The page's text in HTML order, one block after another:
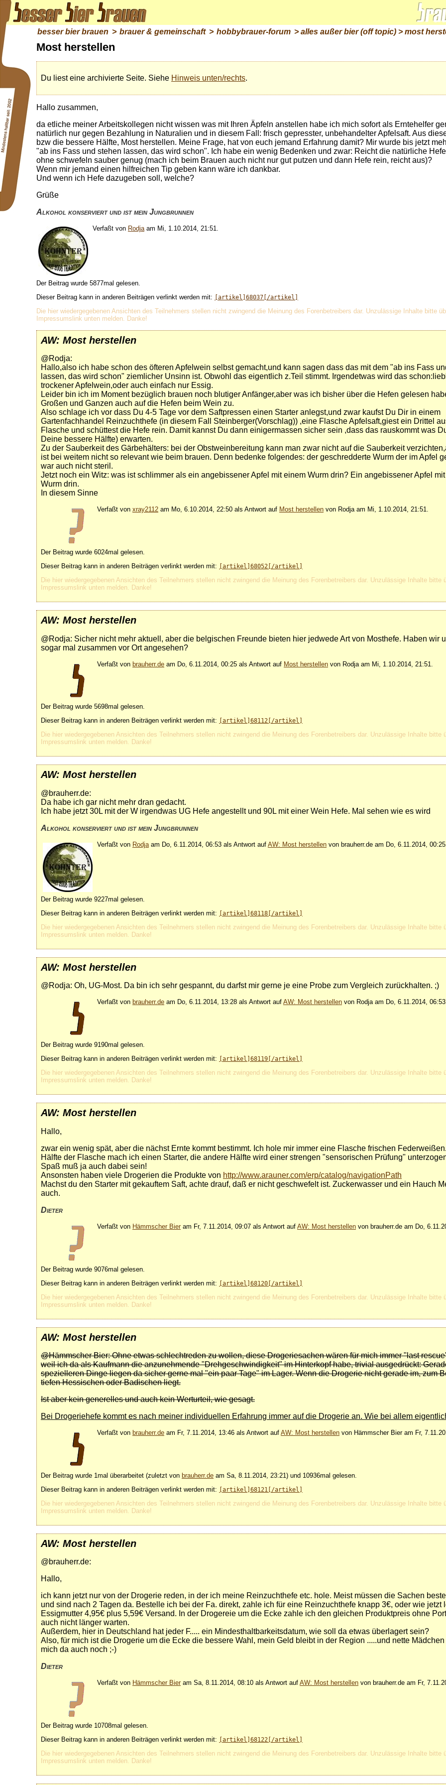
besser bier brauen > brauer & gemeinschaft > hobbybrauer-forum > alles außer bier (off topic) > most
Most herstellen
Du liest eine archivierte Seite. Siehe Hinweis unten/rechts.
Hallo zusammen,
da etliche meiner Arbeitskollegen nicht wissen was mit Ihren Äpfeln anstellen habe ich mich sofort als Erntehelfer
natürlich nur gegen Bezahlung in Naturalien und in diesem Fall: frisch gepresster, unbehandelter Apfelsaft. Aus
bzw die bessere Hälfte, Most herstellen. Meine Frage, hat von euch jemand Erfahrung damit? Mir wurde bis jetzt
"ab ins Fass und stehen lassen, das wird schon". Ich habe ein wenig Bedenken und zwar: Reicht die natürliche
ohne schwefeln sauber genug (mach ich beim Brauen auch nicht nur gut putzen und dann Hefe rein, reicht aus)?
Wenn mir jemand einen hilfreichen Tip geben kann wäre ich dankbar.
Und wenn ich Hefe dazugeben soll, welche?
Grüße
Alkohol konserviert und ist mein Jungbrunnen
Verfaßt von Rodja am Mi, 1.10.2014, 21:51.
Der Beitrag wurde 5877mal gelesen.
Dieser Beitrag kann in anderen Beiträgen verlinkt werden mit: [artikel]68037[/artikel]
Die hier wiedergegebenen Ansichten des Teilnehmers stellen nicht zwingend die Meinung des Forenbetreibers dar. Unzulässige Inhalte bitte
Impressumslink unten melden. Danke!
AW: Most herstellen
@Rodja:
Hallo,also ich habe schon des öfteren Apfelwein selbst gemacht,und kann sagen dass das mit dem "ab ins Fass
lassen, das wird schon" ziemlicher Unsinn ist. Obwohl das eigentlich z.Teil stimmt. Irgendetwas wird das
trockener Apfelwein,oder auch einfach nur Essig.
Leider bin ich im Moment bezüglich brauen noch blutiger Anfänger,aber was ich bisher über die Hefen gelesen
Großen und Ganzen auch auf die Hefen beim Wein zu.
Also schlage ich vor dass Du 4-5 Tage vor dem Saftpressen einen Starter anlegst,und zwar kaufst Du Dir in einem
Gartenfachhandel Reinzuchthefe (in diesem Fall Steinberger(Vorschlag)) ,eine Flasche Apfelsaft,giest ein Drittel
Flasche und schüttest die Hefe rein. Damit kannst Du dann einigermassen sicher sein ,dass das rauskommt was
Deine bessere Hälfte) erwarten.
Zu der Sauberkeit des Gärbehälters: bei der Obstweinbereitung kann man zwar nicht auf die Sauberkeit
ist bei weitem nicht so relevant wie beim brauen. Denn bedenke folgendes: der geschredderte Wurm der im Apfel
war auch nicht steril.
Jetzt noch ein Witz: was ist schlimmer als ein angebissener Apfel mit einem Wurm drin? Ein angebissener Apfel
Wurm drin.
In diesem Sinne
Verfaßt von xray2112 am Mo, 6.10.2014, 22:50 als Antwort auf Most herstellen von Rodja am Mi, 1.10.2014, 21:51.
Der Beitrag wurde 6024mal gelesen.
Dieser Beitrag kann in anderen Beiträgen verlinkt werden mit:
[artikel]68052[/artikel]
Die hier wiedergegebenen Ansichten des Teilnehmers stellen nicht zwingend die Meinung des Forenbetreibers dar. Unzulässige Inhalte bitte
Impressumslink unten melden. Danke!
AW: Most herstellen
@Rodja: Sicher nicht mehr aktuell, aber die belgischen Freunde bieten hier jedwede Art von Mosthefe. Haben wir
sogar mal zusammen vor Ort angesehen?
Verfaßt von brauherr.de am Do, 6.11.2014, 00:25 als Antwort auf Most herstellen von Rodja am Mi, 1.10.2014, 21:51.
Der Beitrag wurde 5698mal gelesen.
Dieser Beitrag kann in anderen Beiträgen verlinkt werden mit:
[artikel]68112[/artikel]
Die hier wiedergegebenen Ansichten des Teilnehmers stellen nicht zwingend die Meinung des Forenbetreibers dar. Unzulässige Inhalte bitte
Impressumslink unten melden. Danke!
AW: Most herstellen
@brauherr.de:
Da habe ich gar nicht mehr dran gedacht.
Ich habe jetzt 30L mit der W irgendwas UG Hefe angestellt und 90L mit einer Wein Hefe. Mal sehen wie es wird
Alkohol konserviert und ist mein Jungbrunnen
Verfaßt von Rodja am Do, 6.11.2014, 06:53 als Antwort auf AW: Most herstellen von brauherr.de am Do, 6.11.2014, 00:25.
Der Beitrag wurde 9227mal gelesen.
Dieser Beitrag kann in anderen Beiträgen verlinkt werden mit: [artikel]68118[/artikel]
Die hier wiedergegebenen Ansichten des Teilnehmers stellen nicht zwingend die Meinung des Forenbetreibers dar. Unzulässige Inhalte bitte
Impressumslink unten melden. Danke!
AW: Most herstellen
@Rodja: Oh, UG-Most. Da bin ich sehr gespannt, du darfst mir gerne je eine Probe zum Vergleich zurückhalten. ;)
Verfaßt von brauherr.de am Do, 6.11.2014, 13:28 als Antwort auf AW: Most herstellen von Rodja am Do, 6.11.2014,
Der Beitrag wurde 9190mal gelesen.
Dieser Beitrag kann in anderen Beiträgen verlinkt werden mit:
[artikel]68119[/artikel]
Die hier wiedergegebenen Ansichten des Teilnehmers stellen nicht zwingend die Meinung des Forenbetreibers dar. Unzulässige Inhalte bitte
Impressumslink unten melden. Danke!
AW: Most herstellen
Hallo,
zwar ein wenig spät, aber die nächst Ernte kommt bestimmt. Ich hole mir immer eine Flasche frischen
Hälfte der Flasche mach ich einen Starter, die andere Hälfte wird einer strengen "sensorischen Prüfung"
Spaß muß ja auch dabei sein!
Ansonsten haben viele Drogerien die Produkte von http://www.arauner.com/erp/catalog/navigationPath
Machst du den Starter mit gekauftem Saft, achte drauf, daß er nicht geschwefelt ist. Zuckerwasser und ein Hauch
auch.
Dieter
Verfaßt von Hämmscher Bier am Fr, 7.11.2014, 09:07 als Antwort auf AW: Most herstellen von brauherr.de am Do,
Der Beitrag wurde 9076mal gelesen.
Dieser Beitrag kann in anderen Beiträgen verlinkt werden mit: [artikel]68120[/artikel]
Die hier wiedergegebenen Ansichten des Teilnehmers stellen nicht zwingend die Meinung des Forenbetreibers dar. Unzulässige Inhalte bitte
Impressumslink unten melden. Danke!
AW: Most herstellen
@Hämmscher Bier: Ohne etwas schlechtreden zu wollen, diese Drogeriesachen wären für mich immer "last
weil ich da als Kaufmann die anzunehmende "Drehgeschwindigkeit" im Hinterkopf habe, trivial ausgedrückt:
spezielleren Dinge liegen da sicher gerne mal "ein paar Tage" im Lager. Wenn die Drogerie nicht gerade im, zum
tiefen Hessischen oder Badischen liegt.
Ist aber kein generelles und auch kein Werturteil, wie gesagt.
Bei Drogeriehefe kommt es nach meiner individuellen Erfahrung immer auf die Drogerie an. Wie bei allem
Verfaßt von brauherr.de am Fr, 7.11.2014, 13:46 als Antwort auf AW: Most herstellen von Hämmscher Bier am Fr,
Der Beitrag wurde 1mal überarbeitet (zuletzt von brauherr.de am Sa, 8.11.2014, 23:21) und 10936mal gelesen.
Dieser Beitrag kann in anderen Beiträgen verlinkt werden mit: [artikel]68121[/artikel]
Die hier wiedergegebenen Ansichten des Teilnehmers stellen nicht zwingend die Meinung des Forenbetreibers dar. Unzulässige Inhalte bitte
Impressumslink unten melden. Danke!
AW: Most herstellen
@brauherr.de:
Hallo,
ich kann jetzt nur von der Drogerie reden, in der ich meine Reinzuchthefe etc. hole. Meist müssen die Sachen
und sind nach 2 Tagen da. Bestelle ich bei der Fa. direkt, zahle ich für eine Reinzuchthefe knapp 3€, oder wie jetzt
Essigmutter 4,95€ plus 5,59€ Versand. In der Drogereie um die Ecke zahle ich den gleichen Produktpreis ohne
auch nicht länger warten.
Außerdem, hier in Deutschland hat jeder F..... ein Mindesthaltbarkeitsdatum, wie soll da etwas überlagert sein?
Also, für mich ist die Drogerie um die Ecke die bessere Wahl, mein Geld bleibt in der Region .....und nette
mich da auch noch ;-)
Dieter
Verfaßt von Hämmscher Bier am Sa, 8.11.2014, 08:10 als Antwort auf AW: Most herstellen von brauherr.de am Fr,
Der Beitrag wurde 10708mal gelesen.
Dieser Beitrag kann in anderen Beiträgen verlinkt werden mit:
[artikel]68122[/artikel]
Die hier wiedergegebenen Ansichten des Teilnehmers stellen nicht zwingend die Meinung des Forenbetreibers dar. Unzulässige Inhalte bitte
Impressumslink unten melden. Danke!